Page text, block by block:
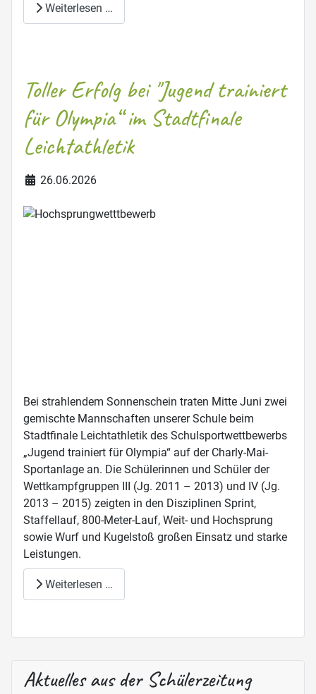
Weiterlesen …
Toller Erfolg bei "Jugend trainiert
für Olympia“ im Stadtfinale
Leichtathletik
Details26.06.2026
Bei strahlendem Sonnenschein traten Mitte Juni zwei
gemischte Mannschaften unserer Schule beim
Stadtfinale Leichtathletik des Schulsportwettbewerbs
„Jugend trainiert für Olympia“ auf der Charly-Mai-
Sportanlage an. Die Schülerinnen und Schüler der
Wettkampfgruppen III (Jg. 2011 – 2013) und IV (Jg.
2013 – 2015) zeigten in den Disziplinen Sprint,
Staffellauf, 800-Meter-Lauf, Weit- und Hochsprung
sowie Wurf und Kugelstoß großen Einsatz und starke
Leistungen.
Weiterlesen …
Aktuelles aus der Schülerzeitung